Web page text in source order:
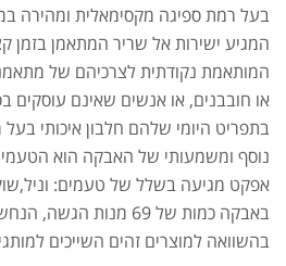
בעל רמת ספיגה מקסימאלית ומהירה
המגיע ישירות אל שריר המתאמן בזמן
המותאמת נקודתית לצרכיהם של
או חובבנים, או אנשים שאינם עוסקים
בתפריט היומי שלהם חלבון איכותי
נוסף ומשמעותי של האבקה הוא
אפקט מגיעה בשלל של טעמים:
באבקה כמות של 69 מנות
בהשוואה למוצרים זהים השייכים